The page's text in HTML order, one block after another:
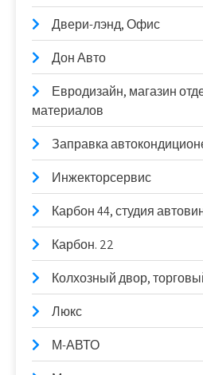
Двери-лэнд, Офис
Дон Авто
Евродизайн, магазин
материалов
Заправка
Инжекторсервис
Карбон 44, студия
Карбон. 22
Колхозный двор,
Люкс
М-АВТО